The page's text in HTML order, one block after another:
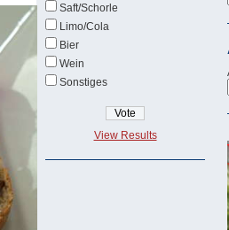
Saft/Schorle
Limo/Cola
Bier
Wein
Sonstiges
View Results